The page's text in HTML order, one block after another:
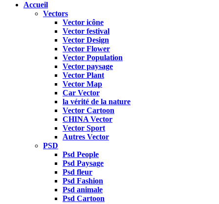
Accueil
Vectors
Vector icône
Vector festival
Vector Design
Vector Flower
Vector Population
Vector paysage
Vector Plant
Vector Map
Car Vector
la vérité de la nature
Vector Cartoon
CHINA Vector
Vector Sport
Autres Vector
PSD
Psd People
Psd Paysage
Psd fleur
Psd Fashion
Psd animale
Psd Cartoon